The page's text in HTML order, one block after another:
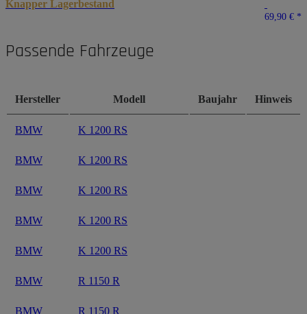
Knapper Lagerbestand
69,90 € *
Passende Fahrzeuge
Hersteller Modell Baujahr Hinweis
BMW K 1200 RS
BMW K 1200 RS
BMW K 1200 RS
BMW K 1200 RS
BMW K 1200 RS
BMW R 1150 R
BMW R 1150 R